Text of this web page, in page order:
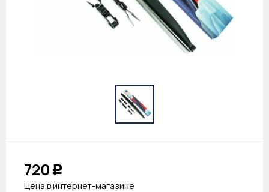
720 Р
Цена в интернет-магазине